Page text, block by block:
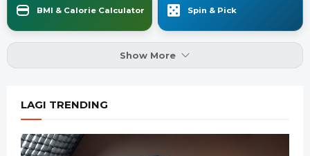
BMI & Calorie Calculator Spin & Pick
Show More
LAGI TRENDING